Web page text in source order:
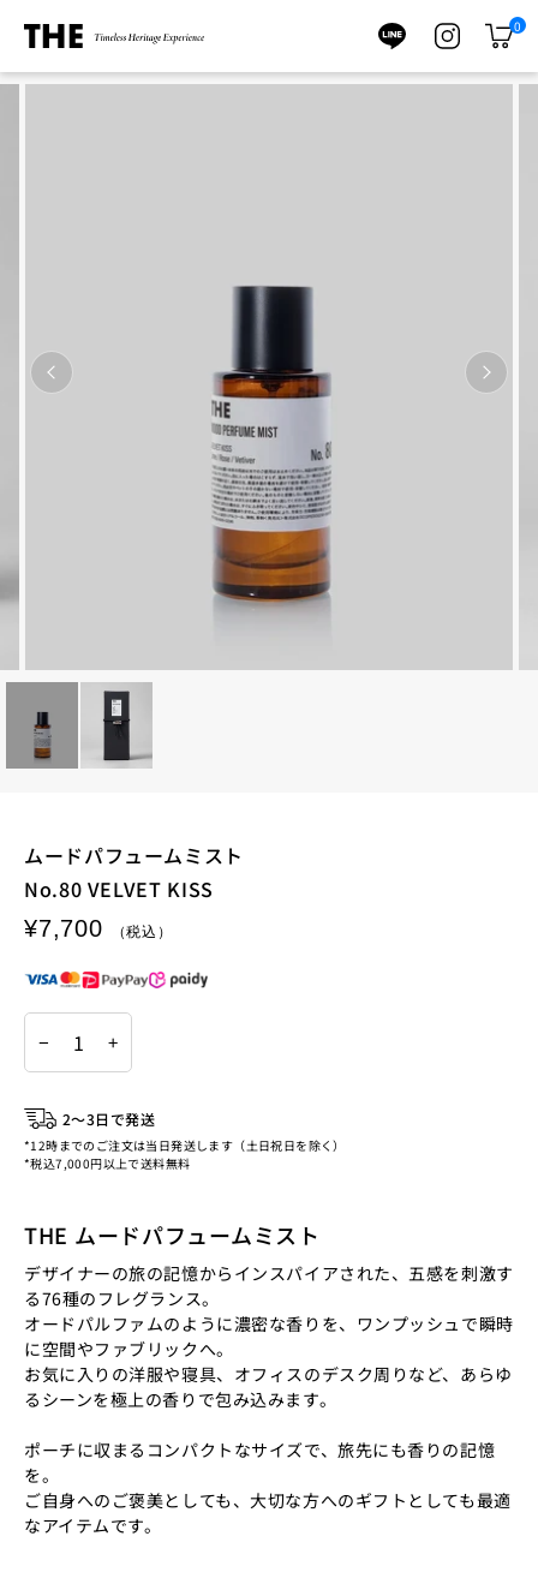
プ
0
ー
ムードパフュームミスト
No.80 VELVET KISS
¥7,700
− +
2〜3日で発送
*12時までのご注文は当日発送します（土日祝日を除く）
*税込7,000円以上で送料無料
THE ムードパフュームミスト
デザイナーの旅の記憶からインスパイアされた、五感を刺激す
る76種のフレグランス。
オードパルファムのように濃密な香りを、ワンプッシュで瞬時
に空間やファブリックへ。
お気に入りの洋服や寝具、オフィスのデスク周りなど、あらゆ
るシーンを極上の香りで包み込みます。
ポーチに収まるコンパクトなサイズで、旅先にも香りの記憶
を。
ご自身へのご褒美としても、大切な方へのギフトとしても最適
なアイテムです。